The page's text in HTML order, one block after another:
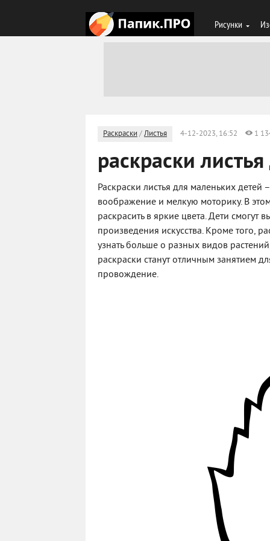
Рисунки
Раскраски /Листья 4-12-2023, 16:52 1
раскраски
Раскраски листья для маленьких
воображение и мелкую моторику. В
раскрасить в яркие цвета. Дети
произведения искусства. Кроме того,
узнать больше о разных видов
раскраски станут отличным занятием
провождение.